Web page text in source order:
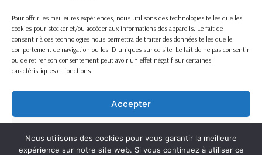
Pour offrir les meilleures expériences, nous utilisons des technologies telles que les
cookies pour stocker et/ou accéder aux informations des appareils. Le fait de
consentir à ces technologies nous permettra de traiter des données telles que le
comportement de navigation ou les ID uniques sur ce site. Le fait de ne pas consentir
ou de retirer son consentement peut avoir un effet négatif sur certaines
caractéristiques et fonctions.
Accepter
Nous utilisons des cookies pour vous garantir la meilleure
expérience sur notre site web. Si vous continuez à utiliser ce